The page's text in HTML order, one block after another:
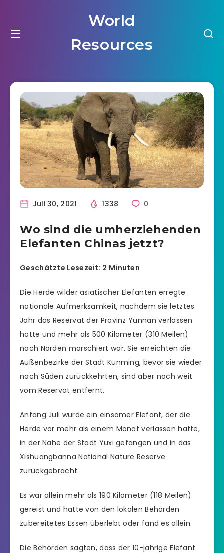
World
Resources
Juli 30, 2021 1338 0
Wo sind die umherziehenden
Elefanten Chinas jetzt?
Geschätzte Lesezeit: 2 Minuten
Die Herde wilder asiatischer Elefanten erregte
nationale Aufmerksamkeit, nachdem sie letztes
Jahr das Reservat der Provinz Yunnan verlassen
hatte und mehr als 500 Kilometer (310 Meilen)
nach Norden marschiert war. Sie erreichten die
Außenbezirke der Stadt Kunming, bevor sie wieder
nach Süden zurückkehrten, sind aber noch weit
vom Reservat entfernt.
Anfang Juli wurde ein einsamer Elefant, der die
Herde vor mehr als einem Monat verlassen hatte,
in der Nähe der Stadt Yuxi gefangen und in das
Xishuangbanna National Nature Reserve
zurückgebracht.
Es war allein mehr als 190 Kilometer (118 Meilen)
gereist und hatte von den lokalen Behörden
zubereitetes Essen überlebt oder fand es allein.
Die Behörden sagten, dass der 10-jährige Elefant